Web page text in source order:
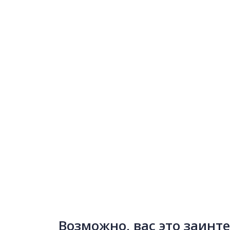
Возможно, вас это